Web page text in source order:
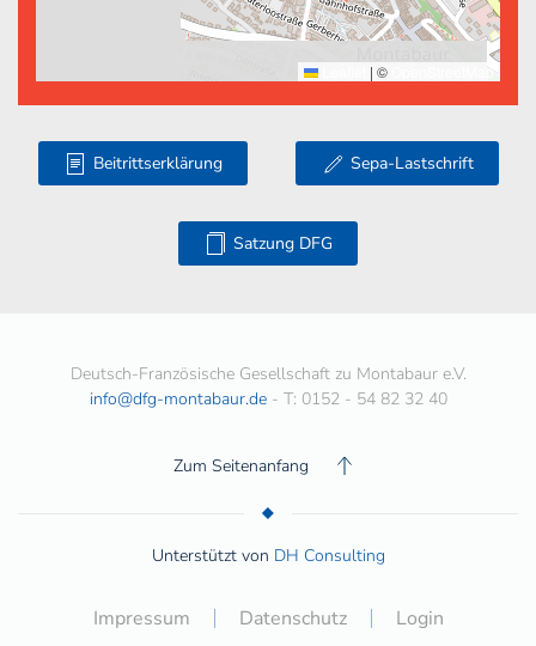
| ©
Beitrittserklärung Sepa-Lastschrift
Satzung DFG
Deutsch-Französische Gesellschaft zu Montabaur e.V.
info@dfg-montabaur.de- T: 0152 - 54 82 32 40
Zum Seitenanfang
Unterstützt von DH Consulting
Impressum Datenschutz Login